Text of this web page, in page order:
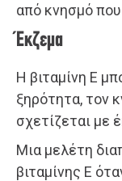
από κνησμό
Έκζεμα
Η βιταμίνη Ε
ξηρότητα, τον
σχετίζεται με
Μια μελέτη
βιταμίνης Ε